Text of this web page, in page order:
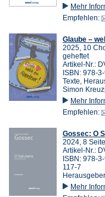
Mehr
Empfehlen:
Glaube –
2025, 10
geheftet
Artikel-Nr.:
ISBN: 978-
Texte,
Simon
Mehr
Empfehlen:
Gossec: O
2024, 8
Artikel-Nr.:
ISBN: 978-
117-7
Mehr